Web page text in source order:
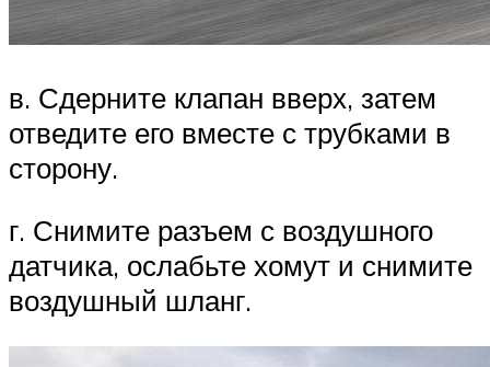
в. Сдерните клапан вверх, затем
отведите его вместе с трубками в
сторону.
г. Снимите разъем с воздушного
датчика, ослабьте хомут и снимите
воздушный шланг.